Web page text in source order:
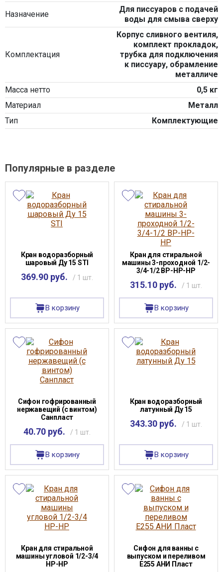
Назначение
Для писсуаров с подачей
воды для смыва сверху
Комплектация
Корпус сливного вентиля,
комплект прокладок,
трубка для подключения
к писсуару, обрамление
металличе
Масса нетто
0,5 кг
Материал
Металл
Тип
Комплектующие
Популярные в разделе
Кран водоразборный
шаровый Ду 15 STI
369.90 руб. / 1 шт.
В корзину
Кран для стиральной
машины 3-проходной 1/2-
3/4-1/2 ВР-НР-НР
315.10 руб. / 1 шт.
В корзину
Сифон гофрированный
нержавещий (с винтом)
Санпласт
40.70 руб. / 1 шт.
В корзину
Кран водоразборный
латунный Ду 15
343.30 руб. / 1 шт.
В корзину
Кран для стиральной
машины угловой 1/2-3/4
НР-НР
Сифон для ванны с
выпуском и переливом
Е255 АНИ Пласт